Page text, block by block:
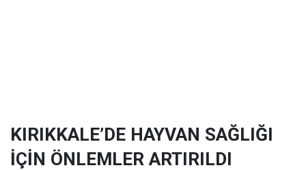
KIRIKKALE’DE HAYVAN SAĞLIĞI
İÇİN ÖNLEMLER ARTIRILDI